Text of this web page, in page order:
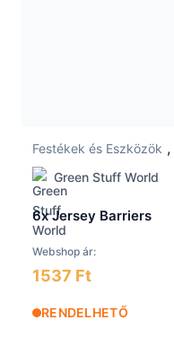
Festékek és Eszközök ,
Green Stuff World
6x Jersey Barriers
Webshop ár:
1537 Ft
RENDELHETŐ